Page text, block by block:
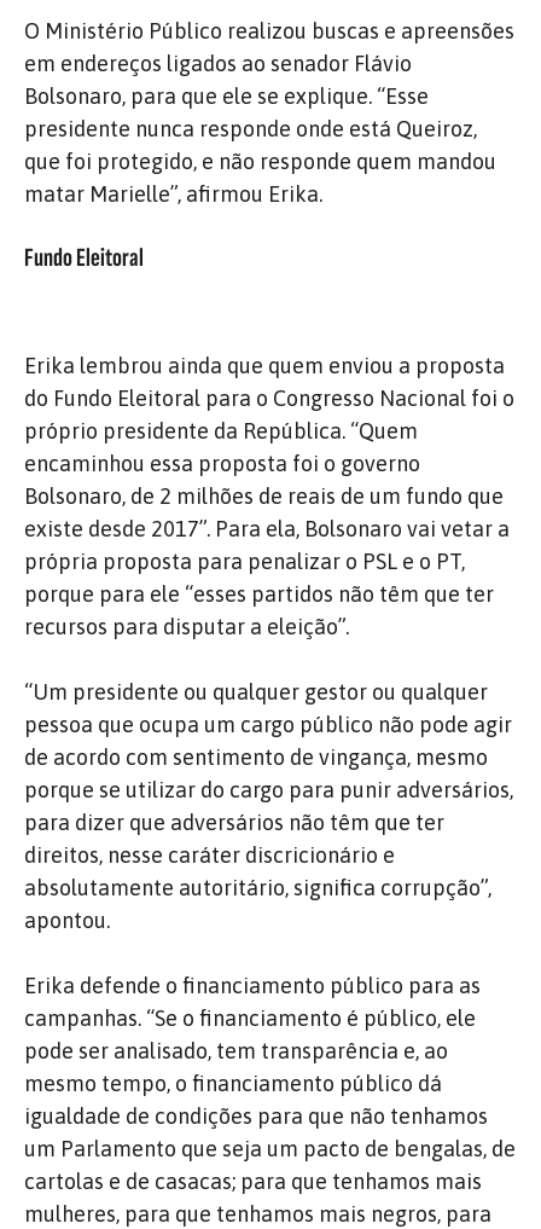
O Ministério Público realizou buscas e apreensões
em endereços ligados ao senador Flávio
Bolsonaro, para que ele se explique. “Esse
presidente nunca responde onde está Queiroz,
que foi protegido, e não responde quem mandou
matar Marielle”, afirmou Erika.
Fundo Eleitoral
Erika lembrou ainda que quem enviou a proposta
do Fundo Eleitoral para o Congresso Nacional foi o
próprio presidente da República. “Quem
encaminhou essa proposta foi o governo
Bolsonaro, de 2 milhões de reais de um fundo que
existe desde 2017”. Para ela, Bolsonaro vai vetar a
própria proposta para penalizar o PSL e o PT,
porque para ele “esses partidos não têm que ter
recursos para disputar a eleição”.
“Um presidente ou qualquer gestor ou qualquer
pessoa que ocupa um cargo público não pode agir
de acordo com sentimento de vingança, mesmo
porque se utilizar do cargo para punir adversários,
para dizer que adversários não têm que ter
direitos, nesse caráter discricionário e
absolutamente autoritário, significa corrupção”,
apontou.
Erika defende o financiamento público para as
campanhas. “Se o financiamento é público, ele
pode ser analisado, tem transparência e, ao
mesmo tempo, o financiamento público dá
igualdade de condições para que não tenhamos
um Parlamento que seja um pacto de bengalas, de
cartolas e de casacas; para que tenhamos mais
mulheres, para que tenhamos mais negros, para